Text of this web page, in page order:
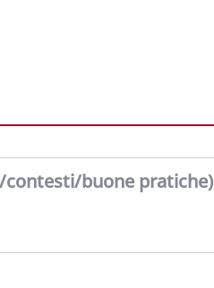
contesti/buone pratiche)